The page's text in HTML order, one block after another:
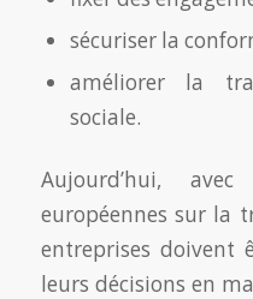
sécuriser la
améliorer la
sociale.
Aujourd’hui,
européennes sur la
entreprises doivent
leurs décisions en